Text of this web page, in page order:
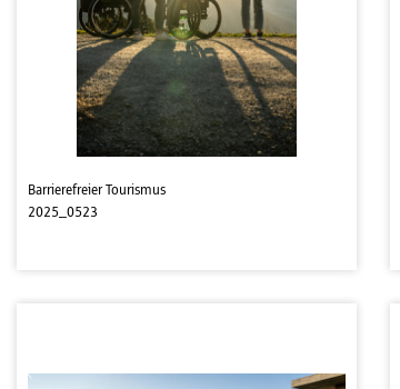
Barrierefreier Tourismus
2025_0523